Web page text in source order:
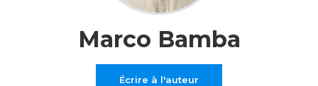
Marco Bamba
Écrire à l'auteur